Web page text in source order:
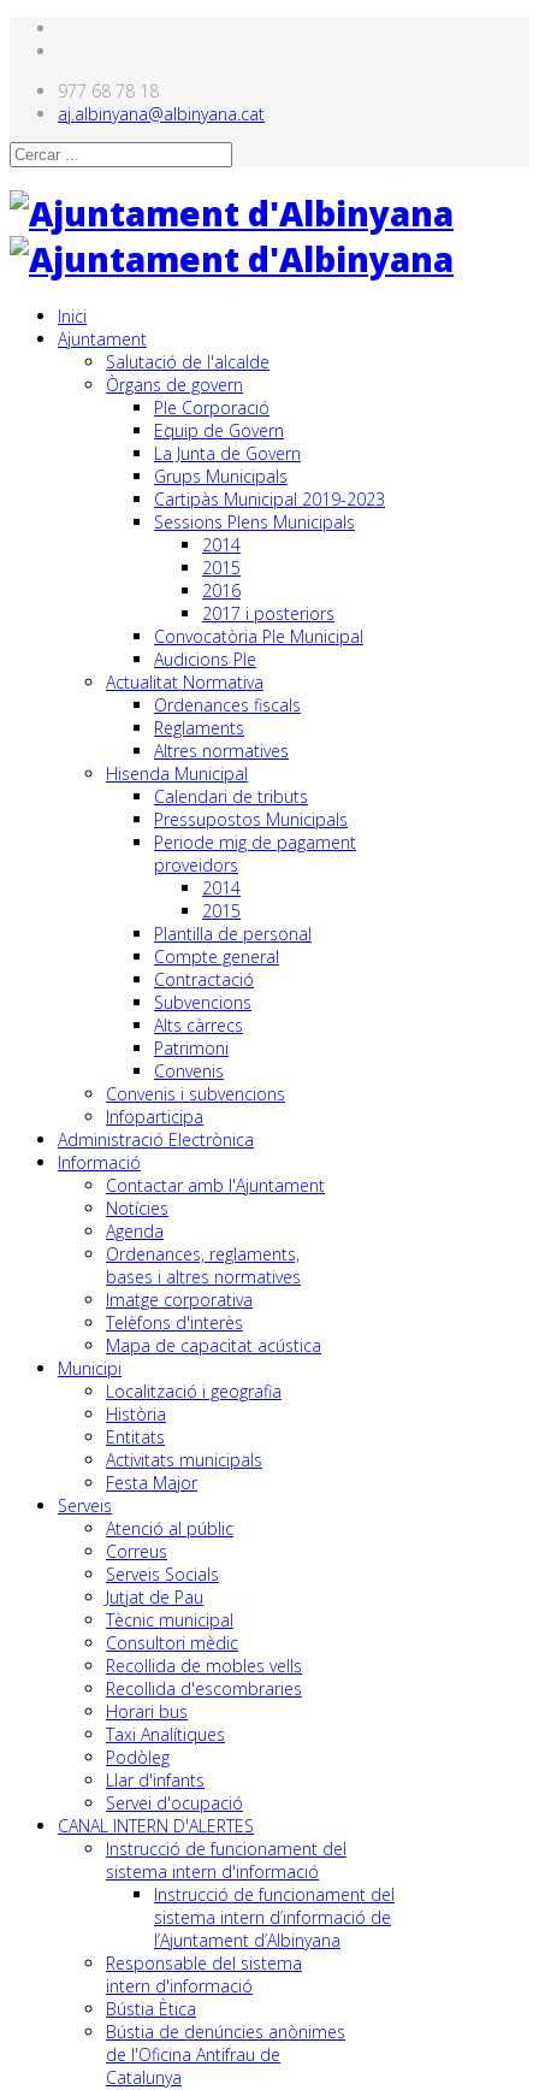
977 68 78 18
aj.albinyana@albinyana.cat
Inici
Ajuntament
Salutació de l'alcalde
Òrgans de govern
Ple Corporació
Equip de Govern
La Junta de Govern
Grups Municipals
Cartipàs Municipal 2019-2023
Sessions Plens Municipals
2014
2015
2016
2017 i posteriors
Convocatòria Ple Municipal
Audicions Ple
Actualitat Normativa
Ordenances fiscals
Reglaments
Altres normatives
Hisenda Municipal
Calendari de tributs
Pressupostos Municipals
Periode mig de pagament
proveidors
2014
2015
Plantilla de personal
Compte general
Contractació
Subvencions
Alts càrrecs
Patrimoni
Convenis
Convenis i subvencions
Infoparticipa
Administració Electrònica
Informació
Contactar amb l'Ajuntament
Notícies
Agenda
Ordenances, reglaments,
bases i altres normatives
Imatge corporativa
Telèfons d'interès
Mapa de capacitat acústica
Municipi
Localització i geografia
Història
Entitats
Activitats municipals
Festa Major
Serveis
Atenció al públic
Correus
Serveis Socials
Jutjat de Pau
Tècnic municipal
Consultori mèdic
Recollida de mobles vells
Recollida d'escombraries
Horari bus
Taxi Analítiques
Podòleg
Llar d'infants
Servei d'ocupació
CANAL INTERN D'ALERTES
Instrucció de funcionament del
sistema intern d'informació
Instrucció de funcionament del
sistema intern d’informació de
l’Ajuntament d’Albinyana
Responsable del sistema
intern d'informació
Bústia Ètica
Bústia de denúncies anònimes
de l'Oficina Antifrau de
Catalunya